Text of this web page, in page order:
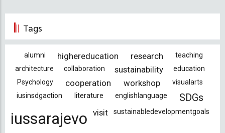
Tags
alumni highereducation research
teaching
architecture
collaboration sustainability
education
Psychology
cooperation workshop
visualarts
iusinsdgaction
literature englishlanguage SDGs
iussarajevo visit sustainabledevelopmentgoals